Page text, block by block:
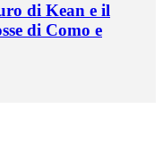
di Kean e il
di Como e